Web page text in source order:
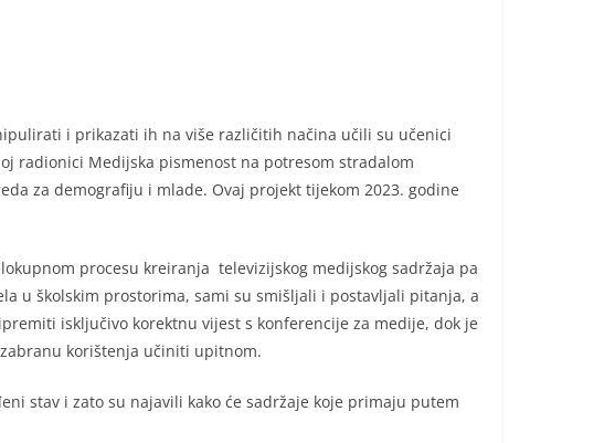
i prikazati ih na više različitih načina učili su učenici
radionici Medijska pismenost na potresom stradalom
za demografiju i mlade. Ovaj projekt tijekom 2023. godine
procesu kreiranja televizijskog medijskog sadržaja pa
u školskim prostorima, sami su smišljali i postavljali pitanja, a
isključivo korektnu vijest s konferencije za medije, dok je
korištenja učiniti upitnom.
stav i zato su najavili kako će sadržaje koje primaju putem